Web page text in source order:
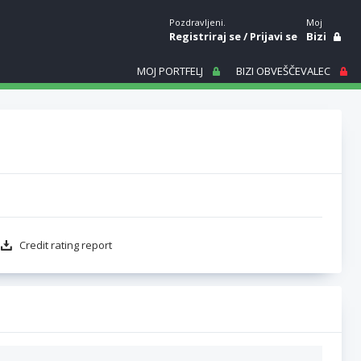
Pozdravljeni.
Registriraj se/Prijavi se
Moj
Bizi
MOJ PORTFELJ BIZI OBVEŠČEVALEC
Credit rating report